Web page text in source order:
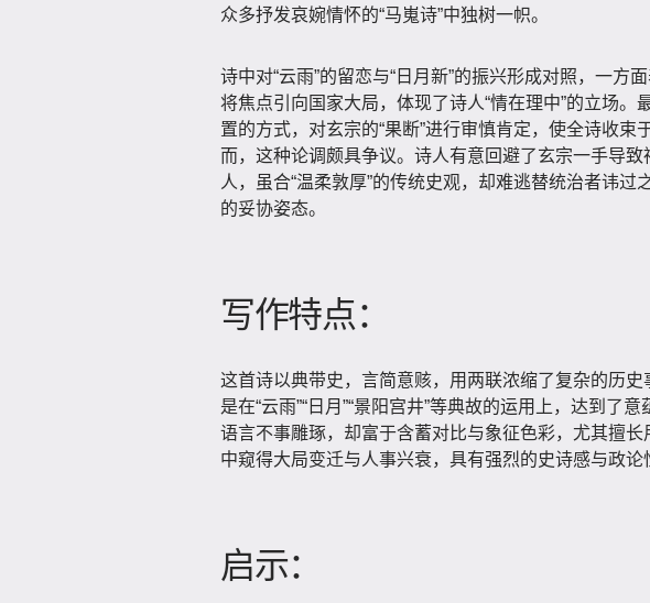
众多抒发哀婉情怀的“马嵬诗”中独树一帜。
诗中对“云雨”的留恋与“日月新”的振兴形成对照，一方
将焦点引向国家大局，体现了诗人“情在理中”的立场。
置的方式，对玄宗的“果断”进行审慎肯定，使全诗收束
而，这种论调颇具争议。诗人有意回避了玄宗一手导
人，虽合“温柔敦厚”的传统史观，却难逃替统治者讳
的妥协姿态。
写作特点：
这首诗以典带史，言简意赅，用两联浓缩了复杂的历
是在“云雨”“日月”“景阳宫井”等典故的运用上，达到了
语言不事雕琢，却富于含蓄对比与象征色彩，尤其擅
中窥得大局变迁与人事兴衰，具有强烈的史诗感与政论
启示：